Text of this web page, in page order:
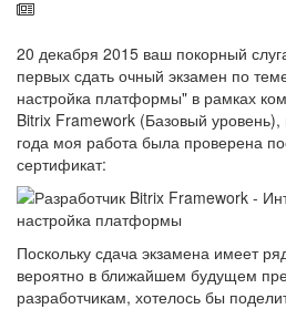
20 декабря 2015 ваш покорный
первых сдать очный экзамен по
настройка платформы" в рамках
Bitrix Framework (Базовый уровень),
года моя работа была проверена
сертификат:
Поскольку сдача экзамена имеет
вероятно в ближайшем будущем
разработчикам, хотелось бы